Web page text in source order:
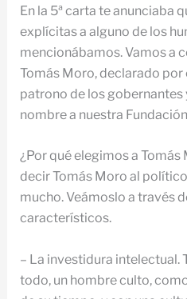
En la 5ª carta te anunciaba
explícitas a alguno de los
mencionábamos. Vamos a
Tomás Moro, declarado por
patrono de los gobernantes
nombre a nuestra
¿Por qué elegimos a Tomás
decir Tomás Moro al
mucho. Veámoslo a través
característicos.
– La investidura intelectual.
todo, un hombre culto,